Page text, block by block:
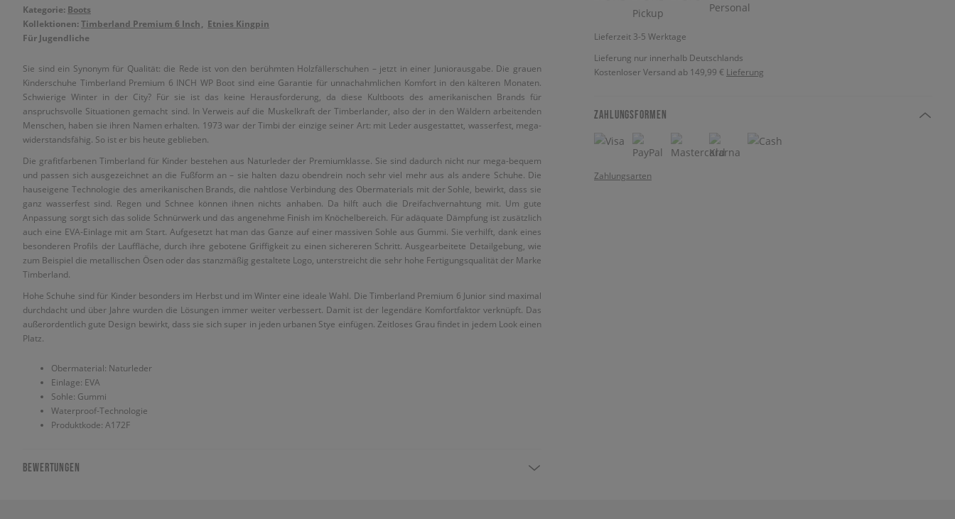
Kategorie: Boots
Kollektionen:Timberland Premium 6 Inch
Etnies Kingpin
Für Jugendliche
Sie sind ein Synonym für Qualität: die Rede ist von den berühmten Holzfällerschuhen – jetzt in einer Juniorausgabe. Die grauen
Kinderschuhe Timberland Premium 6 INCH WP Boot sind eine Garantie für unnachahmlichen Komfort in den kälteren Monaten.
Schwierige Winter in der City? Für sie ist das keine Herausforderung, da diese Kultboots des amerikanischen Brands für
anspruchsvolle Situationen gemacht sind. In Verweis auf die Muskelkraft der Timberlander, also der in den Wäldern arbeitenden
Menschen, haben sie ihren Namen erhalten. 1973 war der Timbi der einzige seiner Art: mit Leder ausgestattet, wasserfest, mega-
widerstandsfähig. So ist er bis heute geblieben.
Die grafitfarbenen Timberland für Kinder bestehen aus Naturleder der Premiumklasse. Sie sind dadurch nicht nur mega-bequem
und passen sich ausgezeichnet an die Fußform an – sie halten dazu obendrein noch sehr viel mehr aus als andere Schuhe. Die
hauseigene Technologie des amerikanischen Brands, die nahtlose Verbindung des Obermaterials mit der Sohle, bewirkt, dass sie
ganz wasserfest sind. Regen und Schnee können ihnen nichts anhaben. Da hilft auch die Dreifachvernahtung mit. Um gute
Anpassung sorgt sich das solide Schnürwerk und das angenehme Finish im Knöchelbereich. Für adäquate Dämpfung ist zusätzlich
auch eine EVA-Einlage mit am Start. Aufgesetzt hat man das Ganze auf einer massiven Sohle aus Gummi. Sie verhilft, dank eines
besonderen Profils der Lauffläche, durch ihre gebotene Griffigkeit zu einen sichereren Schritt. Ausgearbeitete Detailgebung, wie
zum Beispiel die metallischen Ösen oder das stanzmäßig gestaltete Logo, unterstreicht die sehr hohe Fertigungsqualität der Marke
Timberland.
Hohe Schuhe sind für Kinder besonders im Herbst und im Winter eine ideale Wahl. Die Timberland Premium 6 Junior sind maximal
durchdacht und über Jahre wurden die Lösungen immer weiter verbessert. Damit ist der legendäre Komfortfaktor verknüpft. Das
außerordentlich gute Design bewirkt, dass sie sich super in jeden urbanen Stye einfügen. Zeitloses Grau findet in jedem Look einen
Platz.
Obermaterial: Naturleder
Einlage: EVA
Sohle: Gummi
Waterproof-Technologie
Produktkode: A172F
BEWERTUNGEN
Lieferzeit 3-5 Werktage
Lieferung nur innerhalb Deutschlands
Kostenloser Versand ab 149,99 € Lieferung
ZAHLUNGSFORMEN
Zahlungsarten